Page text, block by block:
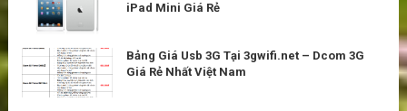
iPad Mini Giá Rẻ
Bảng Giá Usb 3G Tại 3gwifi.net – Dcom 3G
Giá Rẻ Nhất Việt Nam